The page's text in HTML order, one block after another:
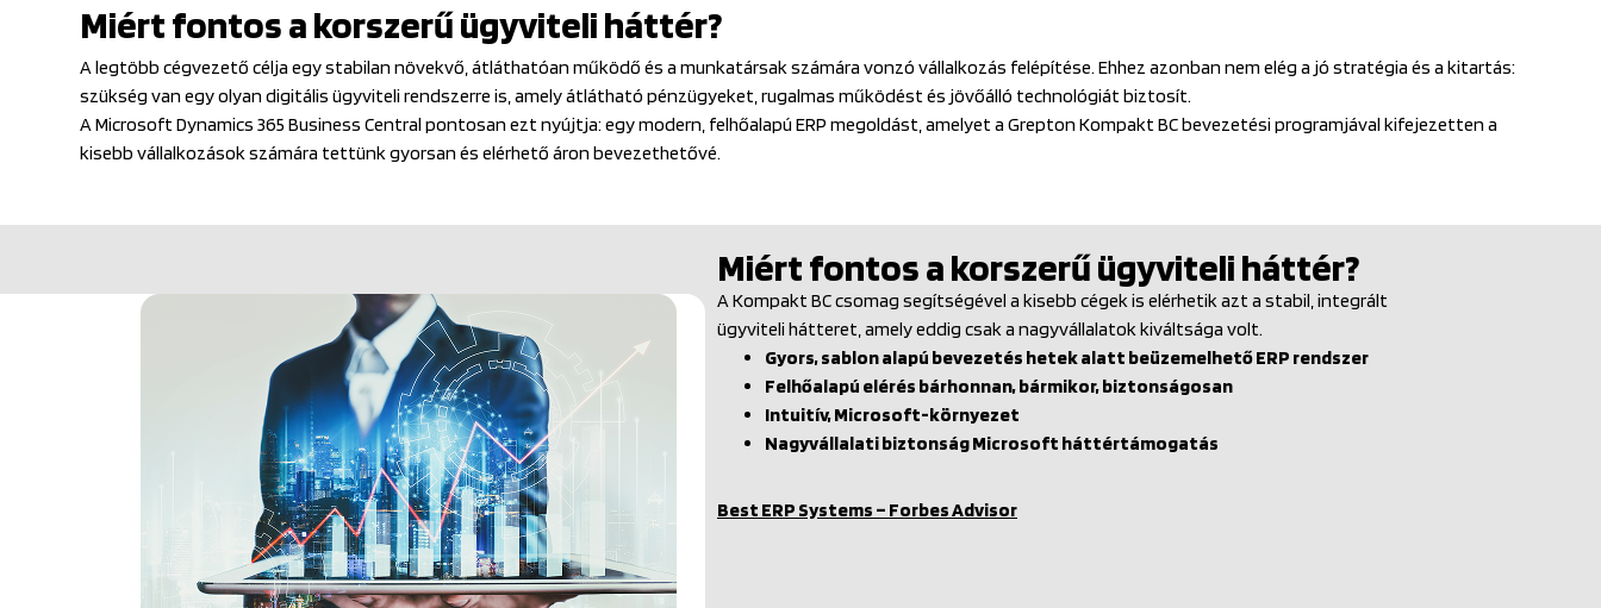
Miért fontos a korszerű ügyviteli háttér?
A legtöbb cégvezető célja egy stabilan növekvő, átláthatóan működő és a munkatársak számára vonzó vállalkozás felépítése. Ehhez azonban nem elég a jó stratégia és a kitartás:
szükség van egy olyan digitális ügyviteli rendszerre is, amely átlátható pénzügyeket, rugalmas működést és jövőálló technológiát biztosít.
A Microsoft Dynamics 365 Business Central pontosan ezt nyújtja: egy modern, felhőalapú ERP megoldást, amelyet a Grepton Kompakt BC bevezetési programjával kifejezetten a
kisebb vállalkozások számára tettünk gyorsan és elérhető áron bevezethetővé.
Miért fontos a korszerű ügyviteli háttér?
A Kompakt BC csomag segítségével a kisebb cégek is elérhetik azt a stabil, integrált
ügyviteli hátteret, amely eddig csak a nagyvállalatok kiváltsága volt.
Gyors, sablon alapú bevezetés hetek alatt beüzemelhető ERP rendszer
Felhőalapú elérés bárhonnan, bármikor, biztonságosan
Intuitív, Microsoft-környezet
Nagyvállalati biztonság Microsoft háttértámogatás
Best ERP Systems – Forbes Advisor